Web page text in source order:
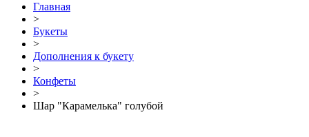
Главная
>
Букеты
>
Дополнения к букету
>
Конфеты
>
Шар "Карамелька" голубой